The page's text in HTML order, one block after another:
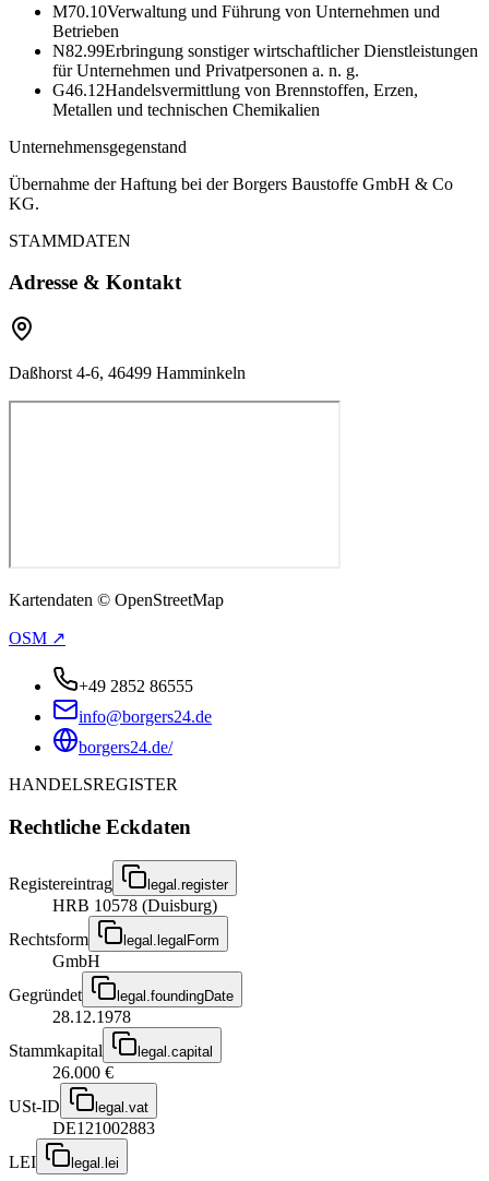
M70.10Verwaltung und Führung von Unternehmen und
Betrieben
N82.99Erbringung sonstiger wirtschaftlicher Dienstleistungen
für Unternehmen und Privatpersonen a. n. g.
G46.12Handelsvermittlung von Brennstoffen, Erzen,
Metallen und technischen Chemikalien
Unternehmensgegenstand
Übernahme der Haftung bei der Borgers Baustoffe GmbH & Co
KG.
STAMMDATEN
Adresse & Kontakt
Daßhorst 4-6, 46499 Hamminkeln
Kartendaten © OpenStreetMap
OSM ↗
+49 2852 86555
info@borgers24.de
borgers24.de/
HANDELSREGISTER
Rechtliche Eckdaten
Registereintrag legal.register
HRB 10578 (Duisburg)
Rechtsform
legal.legalForm
GmbH
Gegründet
legal.foundingDate
28.12.1978
Stammkapital
legal.capital
26.000 €
USt-ID
legal.vat
DE121002883
LEI
legal.lei